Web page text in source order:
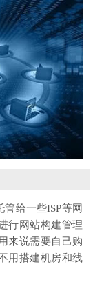
给一些ISP等网
行网站构建管理
来说需要自己购
用搭建机房和线